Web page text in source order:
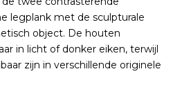
legplank met de sculpturale
object. De houten
in licht of donker eiken, terwijl
zijn in verschillende originele